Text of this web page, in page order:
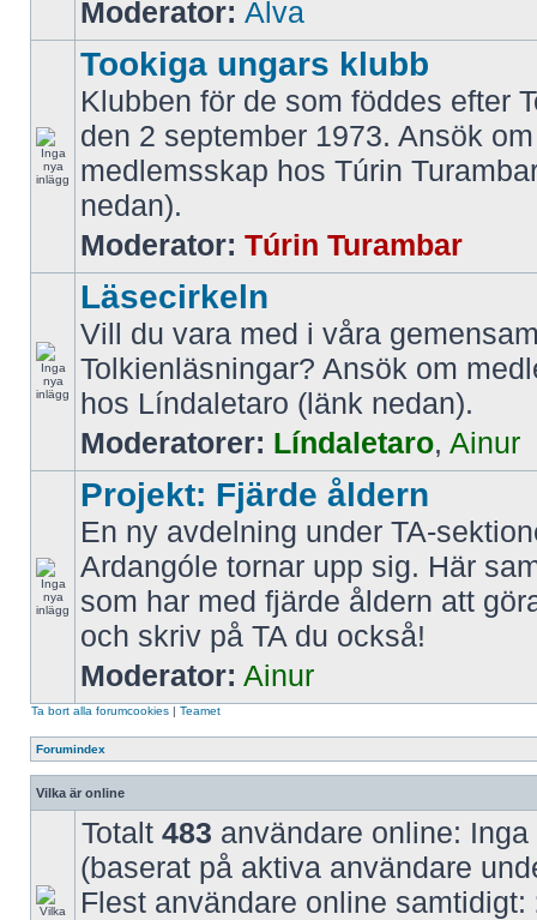
Moderator: Älva
Tookiga ungars klubb
Klubben för de som föddes efter
den 2 september 1973. Ansök om
medlemsskap hos Túrin
nedan).
Moderator: Túrin Turambar
Läsecirkeln
Vill du vara med i våra
Tolkienläsningar? Ansök om
hos Líndaletaro (länk nedan).
Moderatorer: Líndaletaro, Ainur
Projekt: Fjärde åldern
En ny avdelning under TA-
Ardangóle tornar upp sig. Här
som har med fjärde åldern att
och skriv på TA du också!
Moderator: Ainur
Ta bort alla forumcookies | Teamet
Forumindex
Vilka är online
Totalt 483 användare online:
(baserat på aktiva användare
Flest användare online samtidigt: